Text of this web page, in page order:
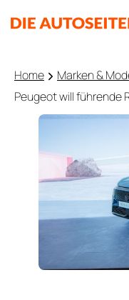
Home Marken &
Peugeot will führende